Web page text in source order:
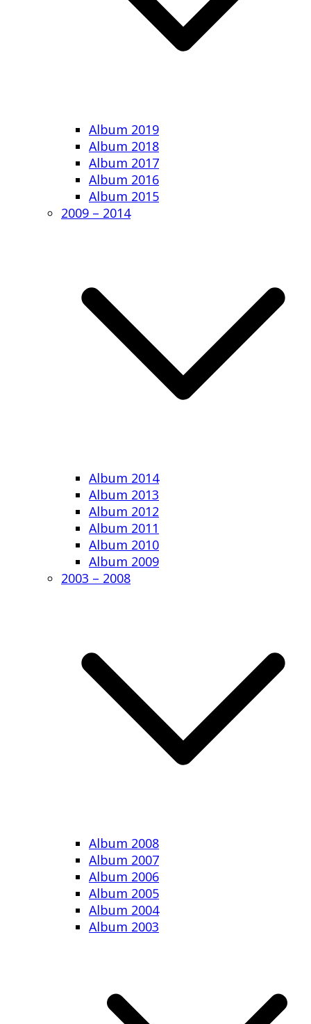
Album 2019
Album 2018
Album 2017
Album 2016
Album 2015
2009 – 2014
Album 2014
Album 2013
Album 2012
Album 2011
Album 2010
Album 2009
2003 – 2008
Album 2008
Album 2007
Album 2006
Album 2005
Album 2004
Album 2003